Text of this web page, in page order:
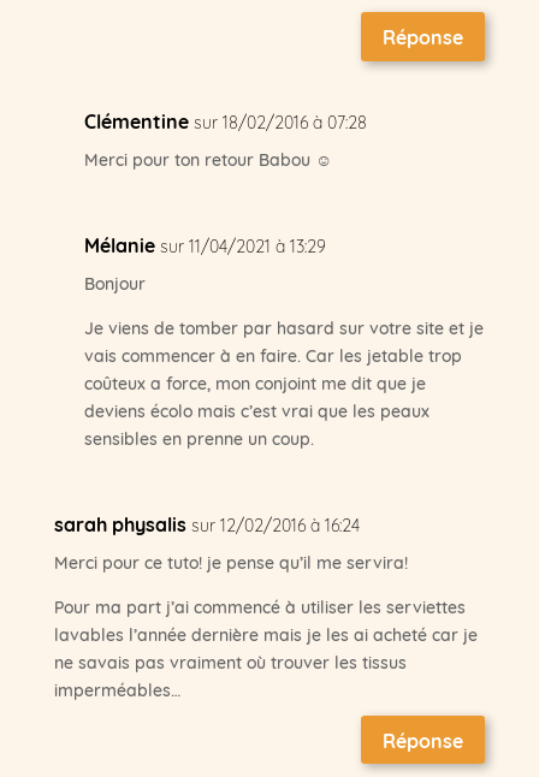
Réponse
Clémentine sur 18/02/2016 à 07:28
Merci pour ton retour Babou ☺
Mélanie sur 11/04/2021 à 13:29
Bonjour
Je viens de tomber par hasard sur votre site et je
vais commencer à en faire. Car les jetable trop
coûteux a force, mon conjoint me dit que je
deviens écolo mais c’est vrai que les peaux
sensibles en prenne un coup.
sarah physalis sur 12/02/2016 à 16:24
Merci pour ce tuto! je pense qu’il me servira!
Pour ma part j’ai commencé à utiliser les serviettes
lavables l’année dernière mais je les ai acheté car je
ne savais pas vraiment où trouver les tissus
imperméables…
Réponse